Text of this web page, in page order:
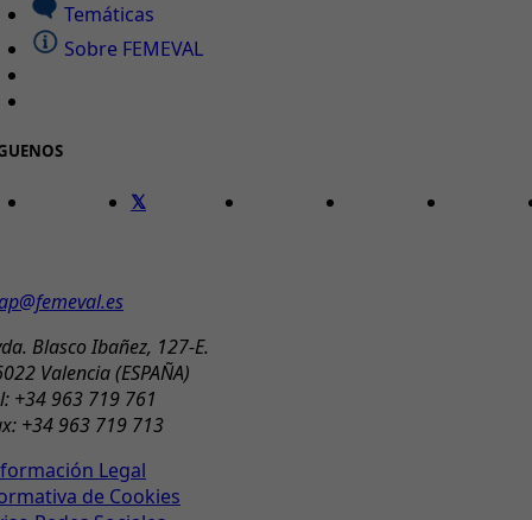
Temáticas
Sobre FEMEVAL
Blasco Ibañez, 127-E.
Valencia (ESPAÑA)
+34 963 719 761
+34 963 719 713
Legal
de Cookies